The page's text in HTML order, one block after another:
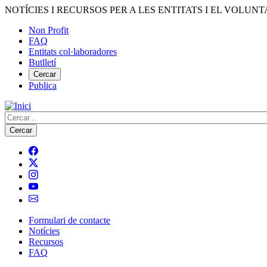
Vés
contingut
NOTÍCIES I RECURSOS PER A LES ENTITATS I EL
Menú
del
compte
d'usuari
Non Profit
FAQ
Entitats col·laboradores
Butlletí
Cercar
Publica
Cerca
Navegació
principal
Formulari de contacte
Notícies
Recursos
FAQ